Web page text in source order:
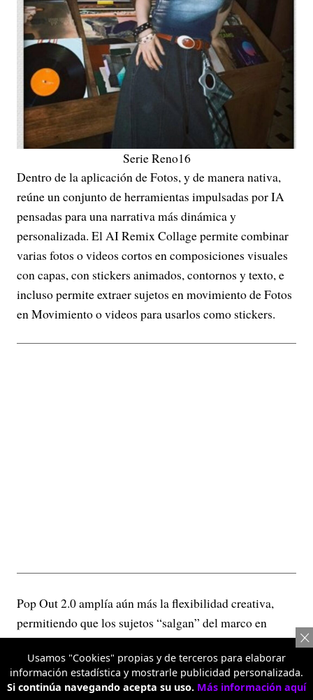
Serie Reno16
Dentro de la aplicación de Fotos, y de manera nativa,
reúne un conjunto de herramientas impulsadas por IA
pensadas para una narrativa más dinámica y
personalizada. El AI Remix Collage permite combinar
varias fotos o videos cortos en composiciones visuales
con capas, con stickers animados, contornos y texto, e
incluso permite extraer sujetos en movimiento de Fotos
en Movimiento o videos para usarlos como stickers.
Pop Out 2.0 amplía aún más la flexibilidad creativa,
permitiendo que los sujetos “salgan” del marco en
varias direcciones para lograr efectos visuales más
dinámicos.
Retrato con teleobjetivo 3.5X
Usamos "Cookies" propias y de terceros para elaborar
información estadística y mostrarle publicidad personalizada.
Si continúa navegando acepta su uso. Más información aquí